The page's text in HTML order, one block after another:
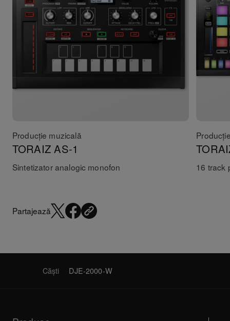
Producție muzicală
TORAIZ AS-1
Sintetizator analogic monofon 16 track
Partajează
Căști DJE-2000-W